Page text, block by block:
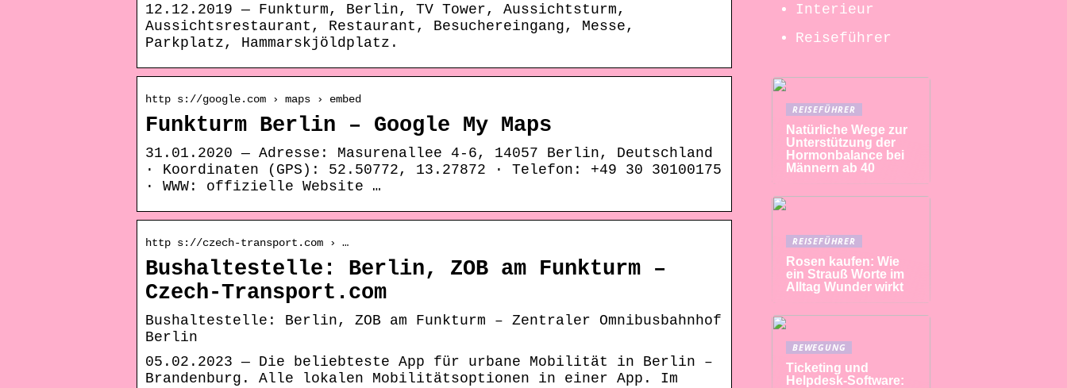
12.12.2019 — Funkturm, Berlin, TV Tower, Aussichtsturm,
Aussichtsrestaurant, Restaurant, Besuchereingang, Messe,
Parkplatz, Hammarskjöldplatz.
http s://google.com › maps › embed
Funkturm Berlin – Google My Maps
31.01.2020 — Adresse: Masurenallee 4-6, 14057 Berlin, Deutschland
· Koordinaten (GPS): 52.50772, 13.27872 · Telefon: +49 30 30100175
· WWW: offizielle Website …
http s://czech-transport.com › …
Bushaltestelle: Berlin, ZOB am Funkturm –
Czech-Transport.com
Bushaltestelle: Berlin, ZOB am Funkturm – Zentraler Omnibusbahnhof
Berlin
05.02.2023 — Die beliebteste App für urbane Mobilität in Berlin –
Brandenburg. Alle lokalen Mobilitätsoptionen in einer App. Im
Interieur
Reiseführer
REISEFÜHRER
Natürliche Wege zur
Unterstützung der
Hormonbalance bei
Männern ab 40
REISEFÜHRER
Rosen kaufen: Wie
ein Strauß Worte im
Alltag Wunder wirkt
BEWEGUNG
Ticketing und
Helpdesk-Software: